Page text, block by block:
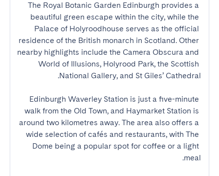
The Royal Botanic Garden Edinburgh provides a
beautiful green escape within the city, while the
Palace of Holyroodhouse serves as the official
residence of the British monarch in Scotland. Other
nearby highlights include the Camera Obscura and
World of Illusions, Holyrood Park, the Scottish
Edinburgh Waverley Station is just a five-minute
walk from the Old Town, and Haymarket Station is
around two kilometres away. The area also offers a
wide selection of cafés and restaurants, with The
Dome being a popular spot for coffee or a light
meal.